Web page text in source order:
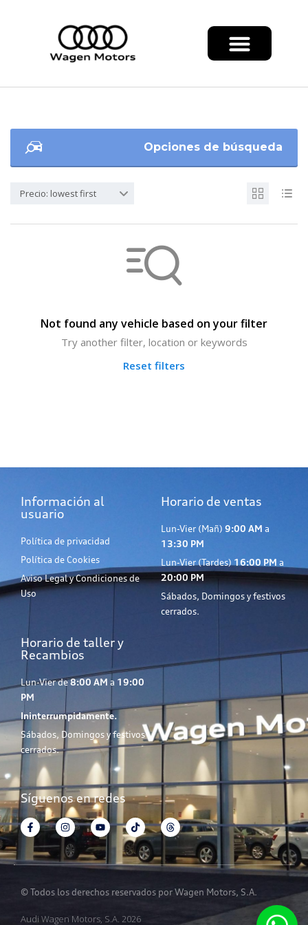
Opciones de búsqueda
Precio: lowest first
Not found any vehicle based on your filter
Try another filter, location or keywords
Reset filters
Información al
usuario
Política de privacidad
Política de Cookies
Aviso Legal y Condiciones de
Uso
Horario de ventas
Lun-Vier (Mañ) 9:00 AM a
13:30 PM
Lun-Vier (Tardes) 16:00 PM a
20:00 PM
Sábados, Domingos y festivos
cerrados.
Horario de taller y
Recambios
Lun-Vier de8:00 AM a 19:00
PM
Ininterrumpidamente.
Sábados, Domingos y festivos
cerrados.
Síguenos en redes
© Todos los derechos reservados por Wagen Motors, S.A.
Audi Wagen Motors, S.A. 2026